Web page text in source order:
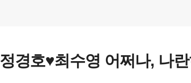
정경호♥최수영 어쩌나, 나